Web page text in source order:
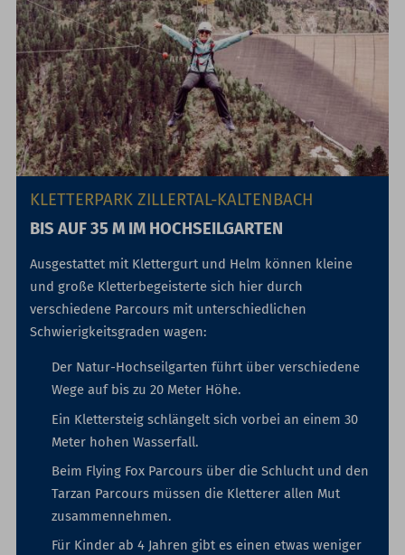
KLETTERPARK ZILLERTAL-KALTENBACH
BIS AUF 35 M IM HOCHSEILGARTEN
Ausgestattet mit Klettergurt und Helm können kleine
und große Kletterbegeisterte sich hier durch
verschiedene Parcours mit unterschiedlichen
Schwierigkeitsgraden wagen:
Der Natur-Hochseilgarten führt über verschiedene
Wege auf bis zu 20 Meter Höhe.
Ein Klettersteig schlängelt sich vorbei an einem 30
Meter hohen Wasserfall.
Beim Flying Fox Parcours über die Schlucht und den
Tarzan Parcours müssen die Kletterer allen Mut
zusammennehmen.
Für Kinder ab 4 Jahren gibt es einen etwas weniger